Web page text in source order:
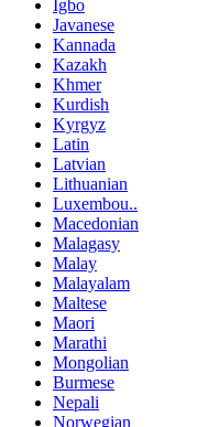
Igbo
Javanese
Kannada
Kazakh
Khmer
Kurdish
Kyrgyz
Latin
Latvian
Lithuanian
Luxembou..
Macedonian
Malagasy
Malay
Malayalam
Maltese
Maori
Marathi
Mongolian
Burmese
Nepali
Norwegian